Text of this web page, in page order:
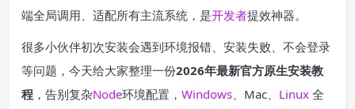
端全局调用、适配所有主流系统，是开发者提效神器。
很多小伙伴初次安装会遇到环境报错、安装失败、不会登录
等问题，今天给大家整理一份2026年最新官方原生安装教
程 ，告别复杂Node环境配置， Windows、Mac、 Linux 全